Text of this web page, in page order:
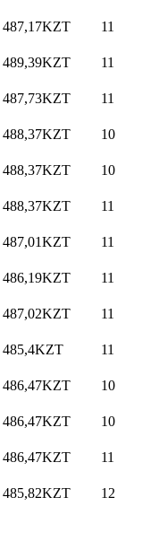
487,17KZT
11
489,39KZT
11
487,73KZT
11
488,37KZT
10
488,37KZT
10
488,37KZT
11
487,01KZT
11
486,19KZT
11
487,02KZT
11
485,4KZT
11
486,47KZT
10
486,47KZT
10
486,47KZT
11
485,82KZT 12